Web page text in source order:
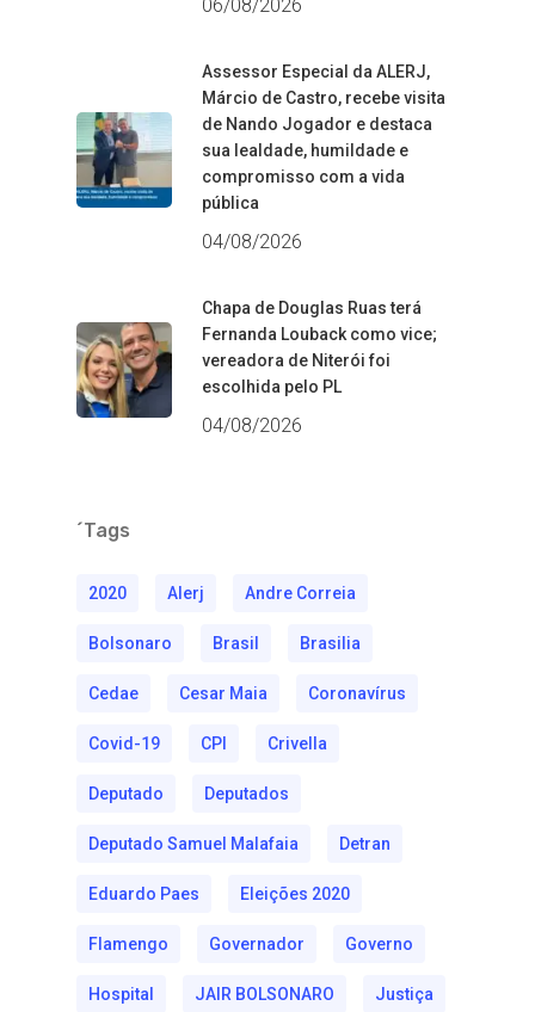
06/08/2026
Assessor Especial da ALERJ,
Márcio de Castro, recebe visita
de Nando Jogador e destaca
sua lealdade, humildade e
compromisso com a vida
pública
04/08/2026
Chapa de Douglas Ruas terá
Fernanda Louback como vice;
vereadora de Niterói foi
escolhida pelo PL
04/08/2026
´Tags
2020 Alerj Andre Correia
Bolsonaro Brasil Brasilia
Cedae Cesar Maia Coronavírus
Covid-19 CPI Crivella
Deputado Deputados
Deputado Samuel Malafaia Detran
Eduardo Paes Eleições 2020
Flamengo Governador Governo
Hospital JAIR BOLSONARO Justiça